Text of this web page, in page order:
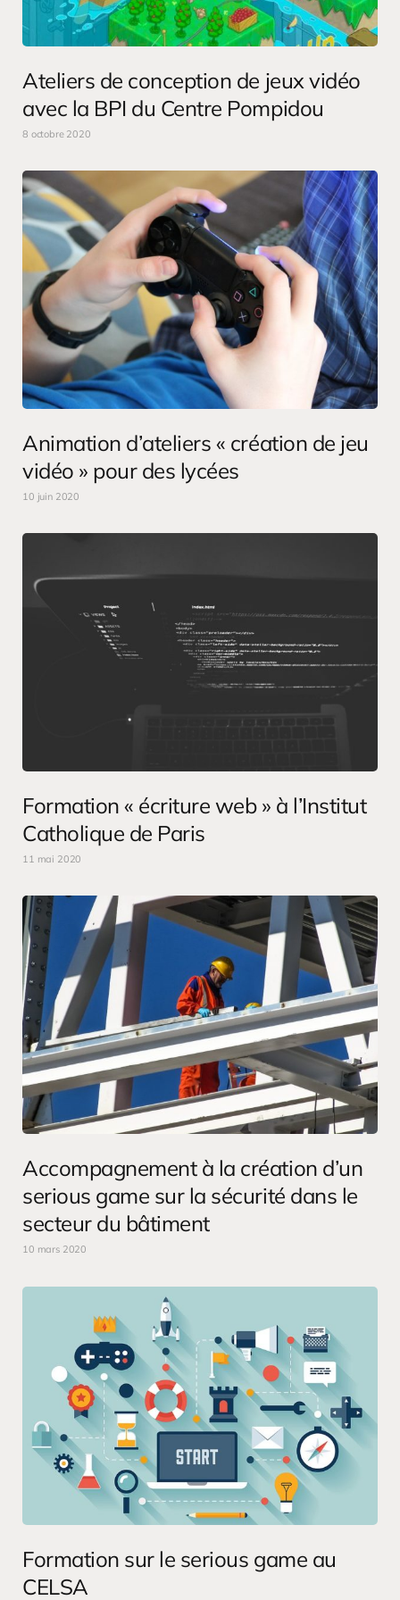
Ateliers de conception de jeux vidéo
avec la BPI du Centre Pompidou
8 octobre 2020
Animation d’ateliers « création de jeu
vidéo » pour des lycées
10 juin 2020
Formation « écriture web » à l’Institut
Catholique de Paris
11 mai 2020
Accompagnement à la création d’un
serious game sur la sécurité dans le
secteur du bâtiment
10 mars 2020
Formation sur le serious game au
CELSA